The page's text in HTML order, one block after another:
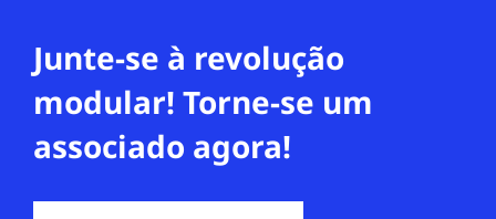
Junte-se à revolução
modular! Torne-se um
associado agora!